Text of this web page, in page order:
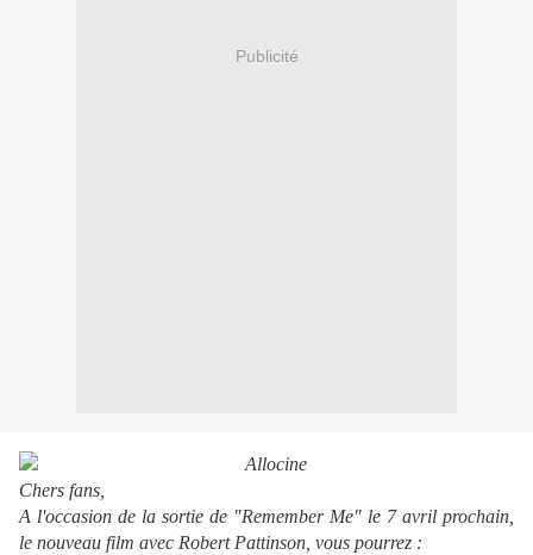
Publicité
Chers fans,
A l'occasion de la sortie de "Remember Me" le 7 avril prochain,
le nouveau film avec Robert Pattinson, vous pourrez :